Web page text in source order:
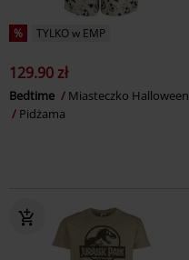
% TYLKO w EMP
129.90 zł
Bedtime
Miasteczko Halloween
Pidżama